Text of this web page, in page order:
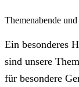
Themenabende
Ein besonderes
sind unsere
für besondere